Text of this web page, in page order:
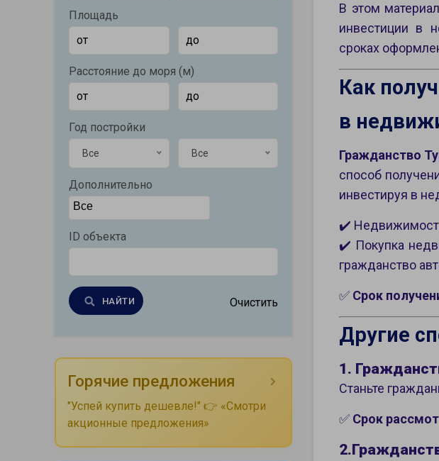
Площадь
Расстояние до моря (м)
Год постройки
Все Все
Дополнительно
ID объекта
НАЙТИ Очистить
Горячие предложения
"Успей купить дешевле!" 👉 «Смотри
акционные предложения»
В этом
инвестиции в
сроках
Как
в
Гражданство
способ
инвестируя в
✔️
✔️ Покупка
гражданство
✅ Срок
Другие
1.
Станьте
✅ Срок